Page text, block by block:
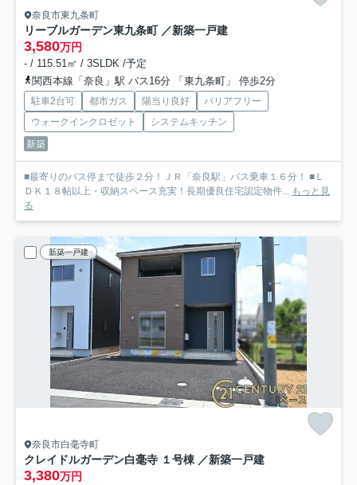
奈良市東九条町
リーブルガーデン東九条町 ／新築一戸建
3,580万円
- / 115.51㎡ / 3SLDK /予定
関西本線「奈良」駅 バス16分 「東九条町」 停歩2分
駐車2台可 都市ガス 陽当り良好
バリアフリー
ウォークインクロゼット
システムキッチン
新築
■最寄りのバス停まで徒歩２分！ＪＲ「奈良駅」バス乗車１６分！ ■Ｌ
ＤＫ１８帖以上・収納スペース充実！長期優良住宅認定物件... もっと見
る
新築一戸建
奈良市白毫寺町
クレイドルガーデン白毫寺 １号棟 ／新築一戸建
3,380万円